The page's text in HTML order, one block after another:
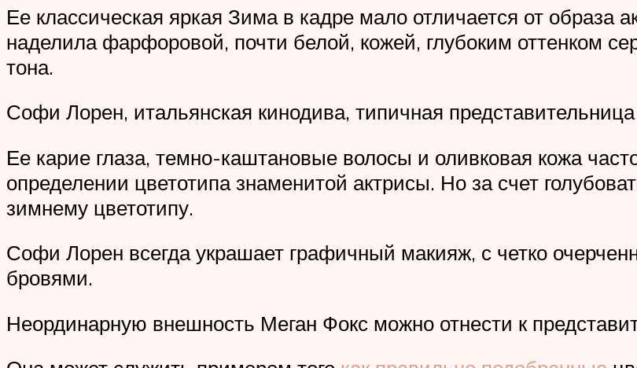
Ее классическая яркая Зима в кадре мало отличается от образа
наделила фарфоровой, почти белой, кожей, глубоким оттенком
тона.
Софи Лорен, итальянская кинодива, типичная
Ее карие глаза, темно-каштановые волосы и оливковая кожа
определении цветотипа знаменитой актрисы. Но за счет
зимнему цветотипу.
Софи Лорен всегда украшает графичный макияж, с четко
бровями.
Неординарную внешность Меган Фокс можно отнести к